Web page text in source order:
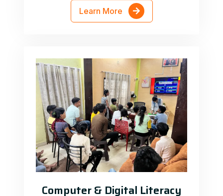
Learn More
Computer & Digital Literacy